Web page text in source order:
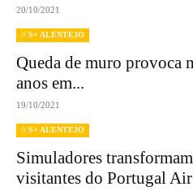
20/10/2021
// S+ ALENTEJO
Queda de muro provoca
anos em...
19/10/2021
// S+ ALENTEJO
Simuladores
visitantes do Portugal